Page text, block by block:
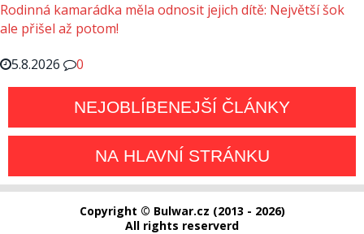
Rodinná kamarádka měla odnosit jejich dítě: Největší šok
ale přišel až potom!
5.8.2026
0
NEJOBLÍBENEJŠÍ ČLÁNKY
NA HLAVNÍ STRÁNKU
Copyright © Bulwar.cz (2013 - 2026)
All rights reserverd